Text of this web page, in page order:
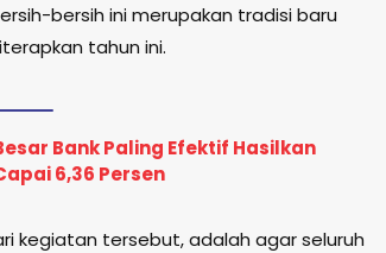
bersih ini merupakan tradisi baru
tahun ini.
Bank Paling Efektif Hasilkan
6,36 Persen
kegiatan tersebut, adalah agar seluruh